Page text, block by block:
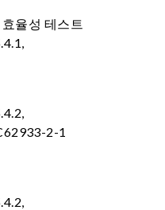
율성 테스트
2-1